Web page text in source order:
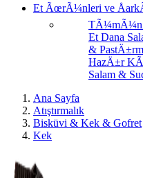
Et ÃœrÃ¼nleri ve
Et Dana
&
HazÄ±r
Salam &
Ana Sayfa
Atıştırmalık
Bisküvi & Kek & Gofret
Kek